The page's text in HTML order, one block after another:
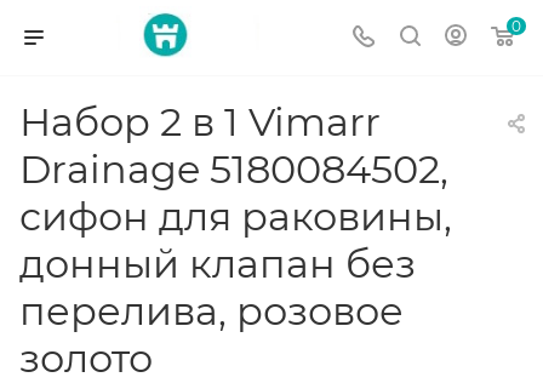
0
Набор 2 в 1 Vimarr
Drainage 5180084502,
сифон для раковины,
донный клапан без
перелива, розовое
золото